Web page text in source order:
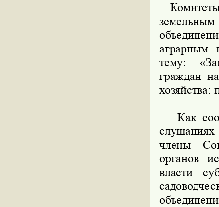
аграрным
тему:
граждан
Как
члены
органов
власти